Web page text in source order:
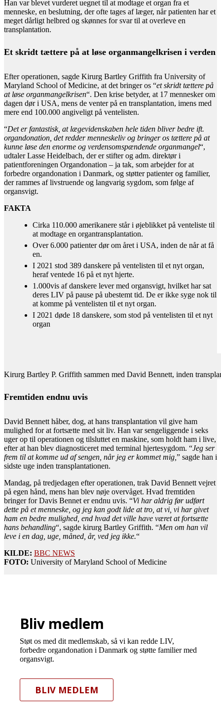
Han var blevet vurderet uegnet til at modtage et organ fra et
menneske, en beslutning, der ofte tages af læger, når patienten har et
meget dårligt helbred og skønnes for svar til at overleve en
transplantation.
Et skridt tættere på at løse organmangelkrisen i verden
Efter operationen, sagde Kirurg Bartley Griffith fra University of
Maryland School of Medicine, at det bringer os “et skridt tættere på
at løse organmangelkrisen“. Den krise betyder, at 17 mennesker om
dagen dør i USA, mens de venter på en transplantation, imens med
mere end 100.000 angiveligt på ventelisten.
“Det er fantastisk, at lægevidenskaben hele tiden bliver bedre ift.
organdonation, det redder menneskeliv og bringer os tættere på at
kunne løse den enorme og verdensomspændende organmangel“,
udtaler Lasse Heidelbach, der er stifter og adm. direktør i
patientforeningen Organdonation – ja tak, som arbejder for at
forbedre organdonation i Danmark, og støtter patienter og familier,
der rammes af livstruende og langvarig sygdom, som følge af
organsvigt.
FAKTA
Cirka 110.000 amerikanere står i øjeblikket på venteliste til
at modtage en organtransplantation.
Over 6.000 patienter dør om året i USA, inden de når at få
en.
I 2021 stod 389 danskere på ventelisten til et nyt organ,
heraf ventede 16 på et nyt hjerte.
1.000vis af danskere lever med organsvigt, hvilket har sat
deres LIV på pause på ubestemt tid. De er ikke syge nok til
at komme på ventelisten til et nyt organ.
I 2021 døde 18 danskere, som stod på ventelisten til et nyt
organ
Kirurg Bartley P. Griffith sammen med David Bennett, inden
Fremtiden endnu uvis
David Bennett håber, dog, at hans transplantation vil give ham
mulighed for at fortsætte med sit liv. Han var sengeliggende i seks
uger op til operationen og tilsluttet en maskine, som holdt ham i live,
efter at han blev diagnosticeret med terminal hjertesygdom. “Jeg ser
frem til at komme ud af sengen, når jeg er kommet mig, ” sagde han i
sidste uge inden transplantationen.
Mandag, på tredjedagen efter operationen, trak David Bennett vejret
på egen hånd, mens han blev nøje overvåget. Hvad fremtiden
bringer for Davis Bennet er endnu uvis. “Vi har aldrig før udført
dette på et menneske, og jeg kan godt lide at tro, at vi, vi har givet
ham en bedre mulighed, end hvad det ville have været at fortsætte
hans behandling“, sagde kirurg Bartley Griffith. “Men om han vil
leve i en dag, uge, måned, år, ved jeg ikke.“
KILDE: BBC NEWS
FOTO: University of Maryland School of Medicine
Bliv medlem
Støt os med dit medlemskab, så vi kan redde LIV,
forbedre organdonation i Danmark og støtte familier med
organsvigt.
BLIV MEDLEM